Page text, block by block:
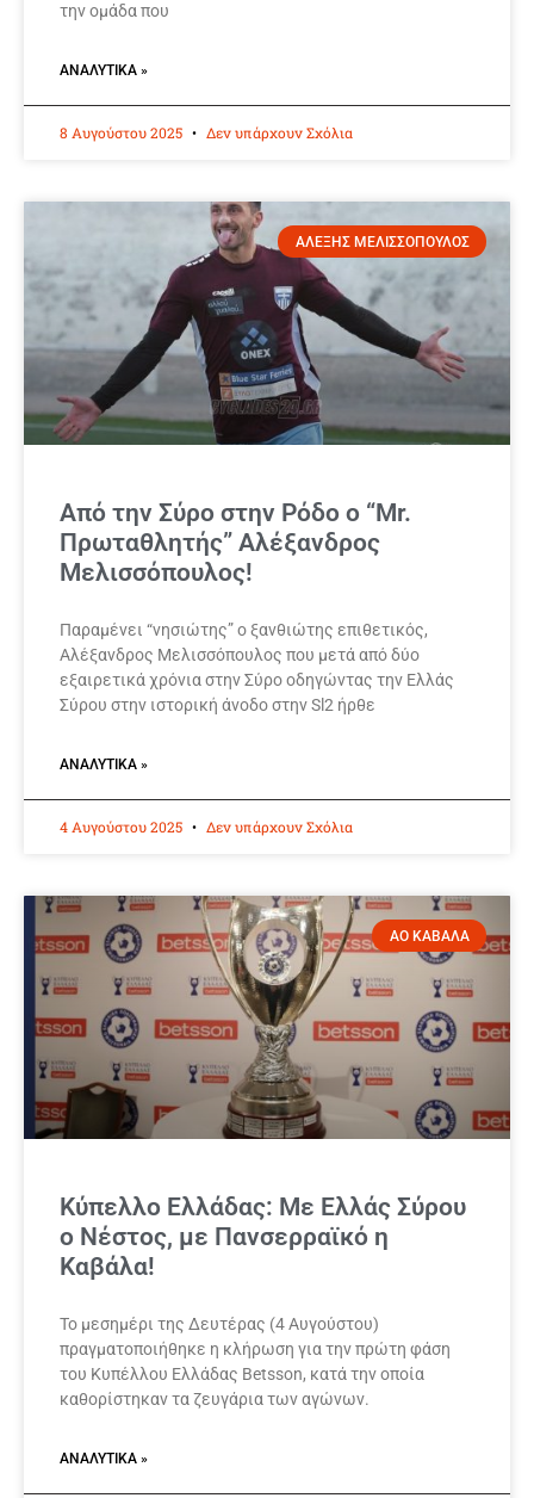
την ομάδα που
ΑΝΑΛΥΤΙΚΆ »
8 Αυγούστου 2025 Δεν υπάρχουν Σχόλια
ΑΛΕΞΗΣ ΜΕΛΙΣΣΟΠΟΥΛΟΣ
Από την Σύρο στην Ρόδο ο “Mr.
Πρωταθλητής” Αλέξανδρος
Μελισσόπουλος!
Παραμένει “νησιώτης” ο ξανθιώτης επιθετικός,
Αλέξανδρος Μελισσόπουλος που μετά από δύο
εξαιρετικά χρόνια στην Σύρο οδηγώντας την Ελλάς
Σύρου στην ιστορική άνοδο στην Sl2 ήρθε
ΑΝΑΛΥΤΙΚΆ »
4 Αυγούστου 2025 Δεν υπάρχουν Σχόλια
ΑΟ ΚΑΒΑΛΑ
Κύπελλο Ελλάδας: Με Ελλάς Σύρου
ο Νέστος, με Πανσερραϊκό η
Καβάλα!
Το μεσημέρι της Δευτέρας (4 Αυγούστου)
πραγματοποιήθηκε η κλήρωση για την πρώτη φάση
του Κυπέλλου Ελλάδας Betsson, κατά την οποία
καθορίστηκαν τα ζευγάρια των αγώνων.
ΑΝΑΛΥΤΙΚΆ »